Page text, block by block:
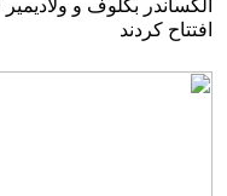
الکساندر بگلوف و ولادیمیر
افتتاح کردند